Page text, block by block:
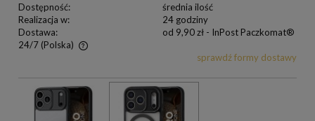
Dostępność:
średnia ilość
Realizacja w:
24 godziny
Dostawa:
od 9,90 zł - InPost Paczkomat®
24/7 (Polska)
sprawdź formy dostawy